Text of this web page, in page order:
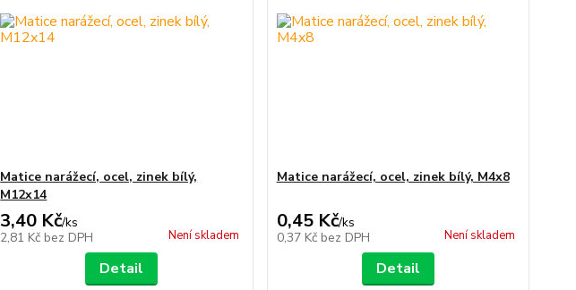
Matice narážecí, ocel, zinek bílý,
M12x14
3,40 Kč/ks
2,81 Kč bez DPH Není skladem
Detail
Matice narážecí, ocel, zinek bílý, M4x8
0,45 Kč/ks
0,37 Kč bez DPH Není skladem
Detail